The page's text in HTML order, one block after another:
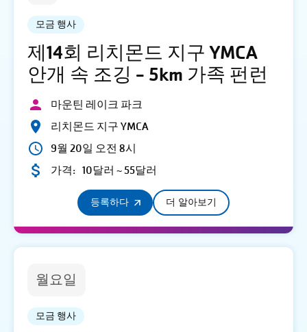
모금 행사
제14회 리치몬드 지구 YMCA
안개 속 조깅 - 5km 가족 펀런
마운틴 레이크 파크
리치몬드 지구 YMCA
9월 20일 오전 8시
가격: 10달러 ~ 55달러
등록하다 더 알아보기
월요일
모금 행사